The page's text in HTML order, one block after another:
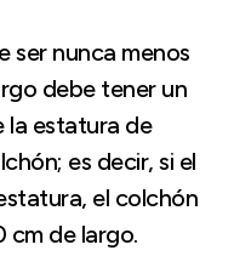
ser nunca menos
debe tener un
la estatura de
es decir, si el
el colchón
cm de largo.